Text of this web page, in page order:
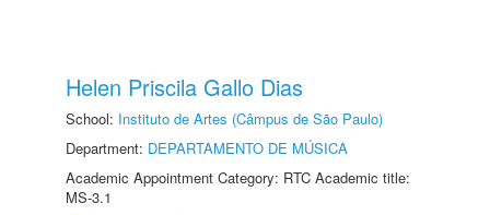
Helen Priscila Gallo Dias
School: Instituto de Artes (Câmpus de São Paulo)
Department: DEPARTAMENTO DE MÚSICA
Academic Appointment Category: RTC Academic title:
MS-3.1